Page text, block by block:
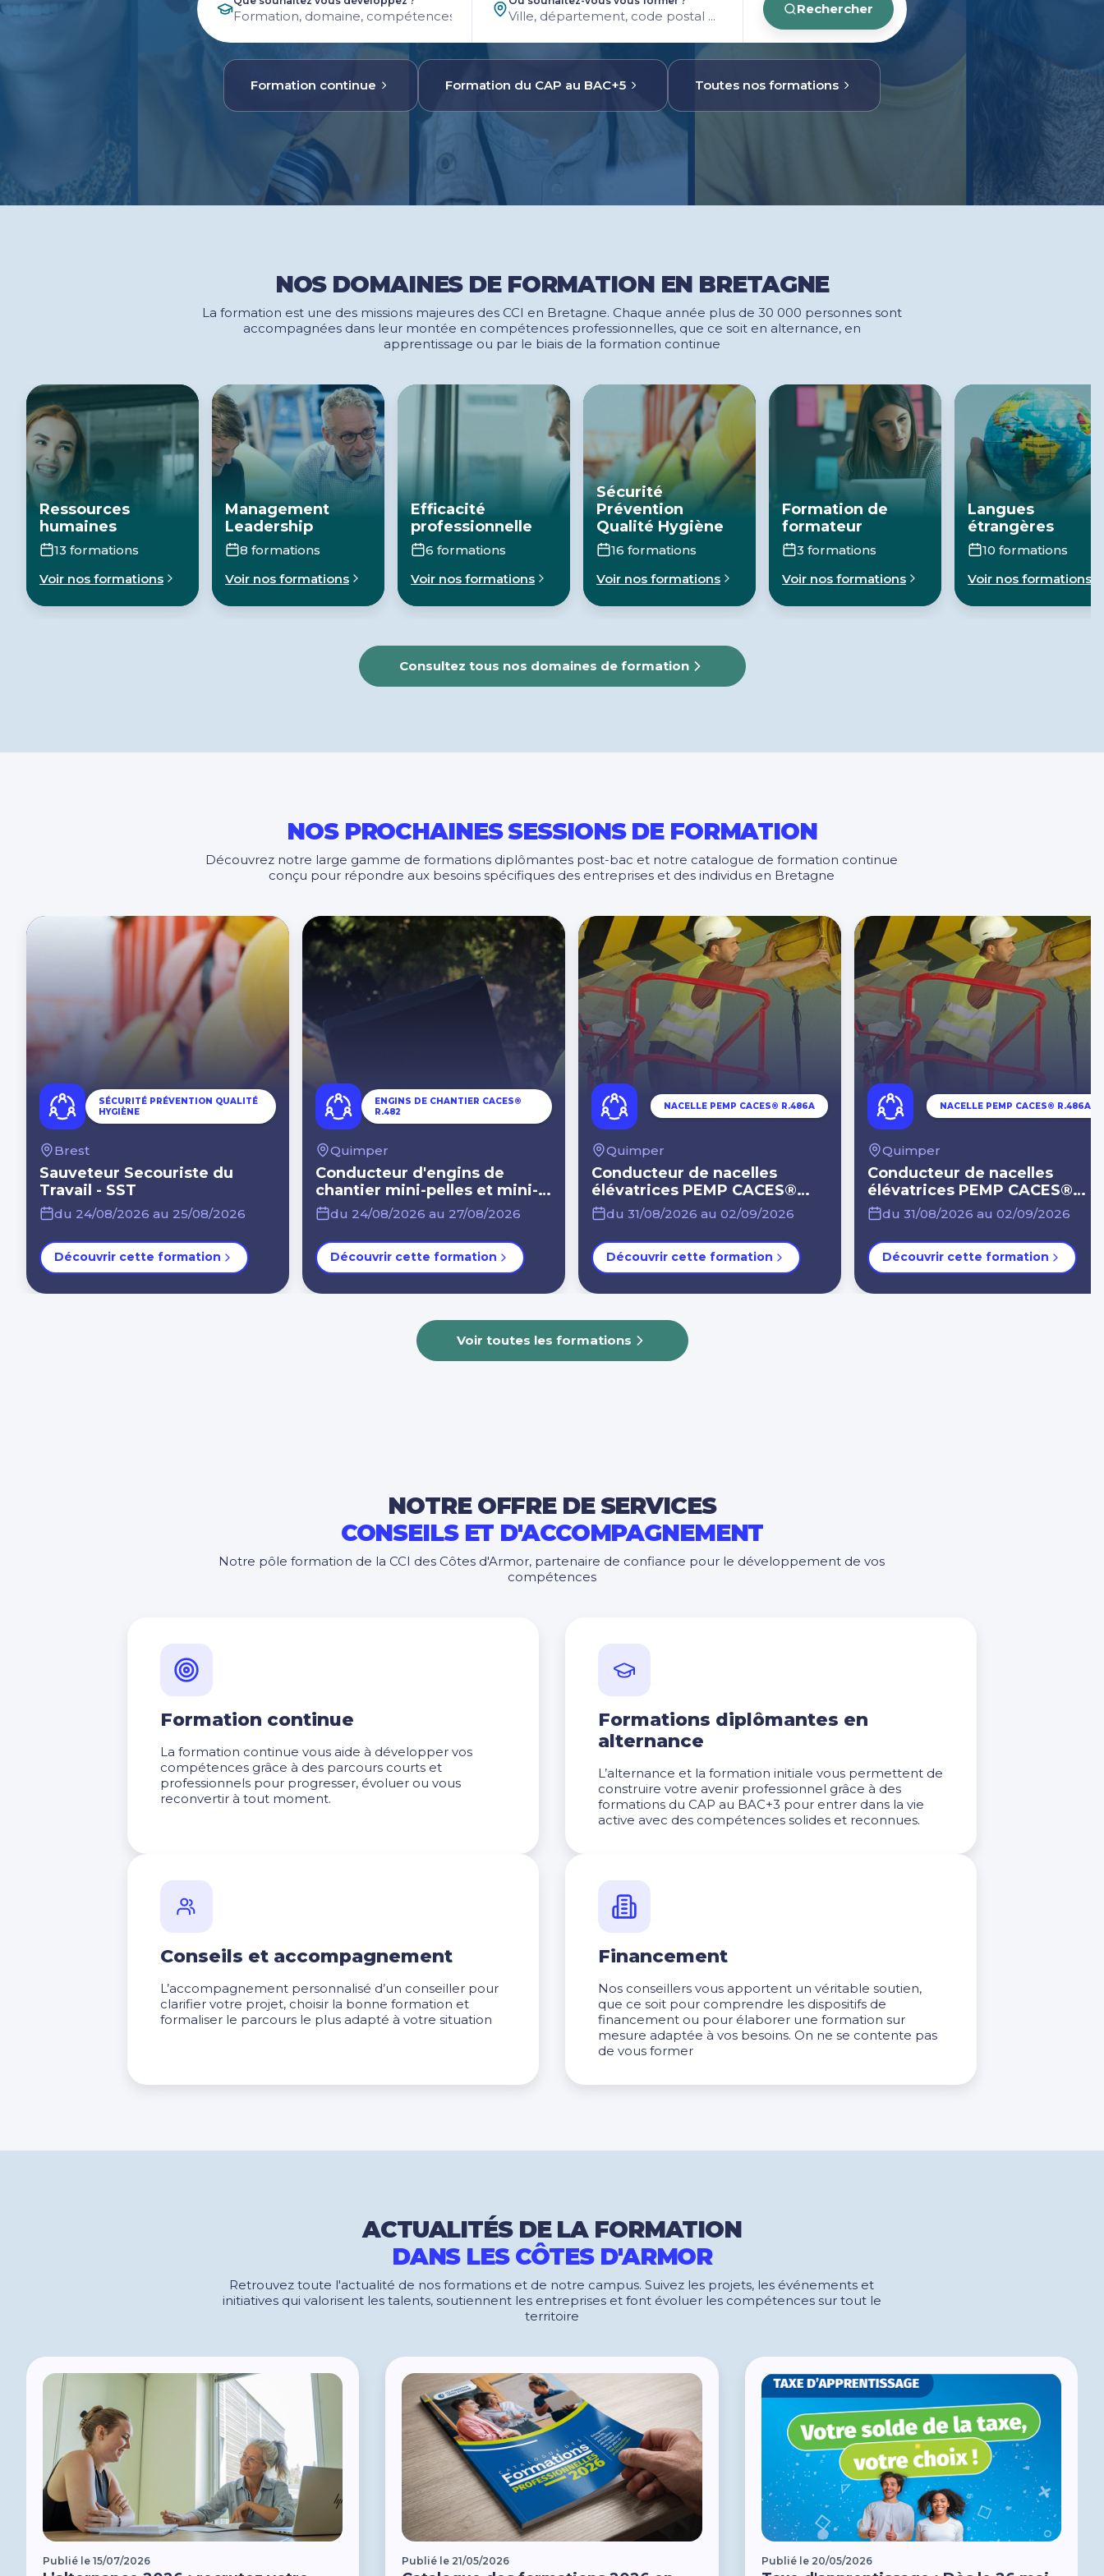
Nos centres dans CCI Formation Morbihan
Gestion
Rechercher
Formation continue Formation du CAP au BAC+5 Toutes nos formations
NOS DOMAINES DE FORMATION EN BRETAGNE
La formation est une des missions majeures des CCI en Bretagne. Chaque année plus de 30 000 personnes sont
accompagnées dans leur montée en compétences professionnelles, que ce soit en alternance, en
apprentissage ou par le biais de la formation continue
Ressources
humaines
13 formations
Voir nos formations
Management
Leadership
8 formations
Voir nos formations
Efficacité
professionnelle
6 formations
Voir nos formations
Sécurité
Prévention
Qualité Hygiène
16 formations
Voir nos formations
Formation de
formateur
3 formations
Voir nos formations
Langues
étrangères
10 formations
Voir nos formations
Consultez tous nos domaines de formation
NOS PROCHAINES SESSIONS DE FORMATION
Découvrez notre large gamme de formations diplômantes post-bac et notre catalogue de formation continue
conçu pour répondre aux besoins spécifiques des entreprises et des individus en Bretagne
SÉCURITÉ PRÉVENTION QUALITÉ
HYGIÈNE
Brest
Sauveteur Secouriste du
Travail - SST
du 24/08/2026 au 25/08/2026
Découvrir cette formation
ENGINS DE CHANTIER CACES®
R.482
Quimper
Conducteur d'engins de
chantier mini-pelles et mini-
chargeuses CACES® R.482
du 24/08/2026 au 27/08/2026
Découvrir cette formation
NACELLE PEMP CACES® R.486A
Quimper
Conducteur de nacelles
élévatrices PEMP CACES®
R.486A+ port EPI antichute-
opérateur PEMP
du 31/08/2026 au 02/09/2026
Découvrir cette formation
NACELLE PEMP CACES® R.486A
Quimper
Conducteur de nacelles
élévatrices PEMP CACES®
R.486A + port EPI antichute-
opérateur PEMP
du 31/08/2026 au 02/09/2026
Découvrir cette formation
Voir toutes les formations
NOTRE OFFRE DE SERVICES
CONSEILS ET D'ACCOMPAGNEMENT
Notre pôle formation de la CCI des Côtes d'Armor, partenaire de confiance pour le développement de vos
compétences
Formation continue
La formation continue vous aide à développer vos
compétences grâce à des parcours courts et
professionnels pour progresser, évoluer ou vous
reconvertir à tout moment.
Formations diplômantes en
alternance
L’alternance et la formation initiale vous permettent de
construire votre avenir professionnel grâce à des
formations du CAP au BAC+3 pour entrer dans la vie
active avec des compétences solides et reconnues.
Conseils et accompagnement
L’accompagnement personnalisé d’un conseiller pour
clarifier votre projet, choisir la bonne formation et
formaliser le parcours le plus adapté à votre situation
Financement
Nos conseillers vous apportent un véritable soutien,
que ce soit pour comprendre les dispositifs de
financement ou pour élaborer une formation sur
mesure adaptée à vos besoins. On ne se contente pas
de vous former
ACTUALITÉS DE LA FORMATION
DANS LES CÔTES D'ARMOR
Retrouvez toute l'actualité de nos formations et de notre campus. Suivez les projets, les événements et
initiatives qui valorisent les talents, soutiennent les entreprises et font évoluer les compétences sur tout le
territoire
Publié le 15/07/2026 Publié le 21/05/2026 Publié le 20/05/2026